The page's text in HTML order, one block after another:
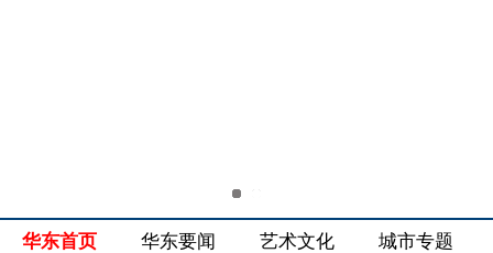
华东首页 华东要闻 艺术文化 城市专题